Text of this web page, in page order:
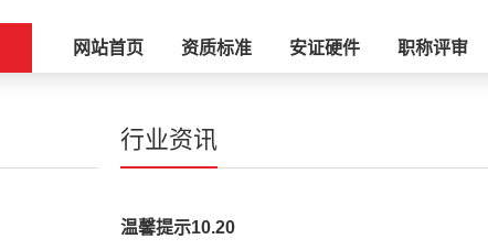
网站首页 资质标准 安证硬件 职称评审
行业资讯
温馨提示10.20